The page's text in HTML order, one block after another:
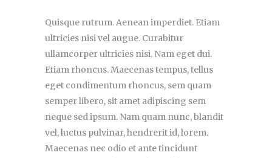
Quisque rutrum. Aenean imperdiet. Etiam
ultricies nisi vel augue. Curabitur
ullamcorper ultricies nisi. Nam eget dui.
Etiam rhoncus. Maecenas tempus, tellus
eget condimentum rhoncus, sem quam
semper libero, sit amet adipiscing sem
neque sed ipsum. Nam quam nunc, blandit
vel, luctus pulvinar, hendrerit id, lorem.
Maecenas nec odio et ante tincidunt